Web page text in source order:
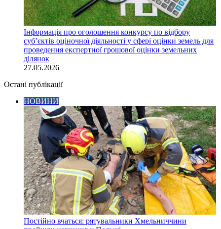
Інформація про оголошення конкурсу по відбору
суб’єктів оціночної діяльності у сфері оцінки земель для
проведення експертної грошової оцінки земельних
ділянок
27.05.2026
Остані публікації
НОВИНИ
Постійно вчаться: рятувальники Хмельниччини